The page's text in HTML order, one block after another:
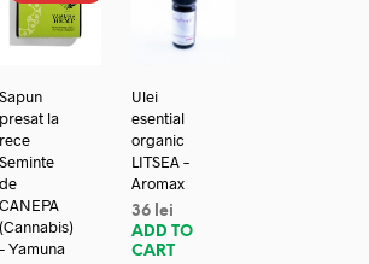
Sapun
presat la
rece
Seminte
de
CANEPA
(Cannabis)
– Yamuna
Ulei
esential
organic
LITSEA –
Aromax
36 lei
ADD TO
CART